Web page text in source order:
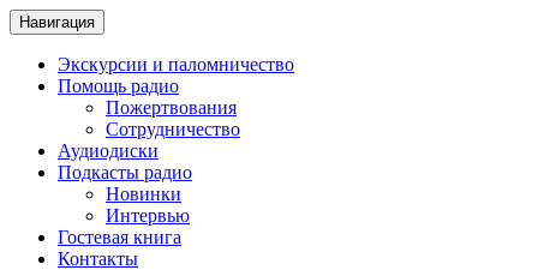
Навигация
Экскурсии и паломничество
Помощь радио
Пожертвования
Сотрудничество
Аудиодиски
Подкасты радио
Новинки
Интервью
Гостевая книга
Контакты